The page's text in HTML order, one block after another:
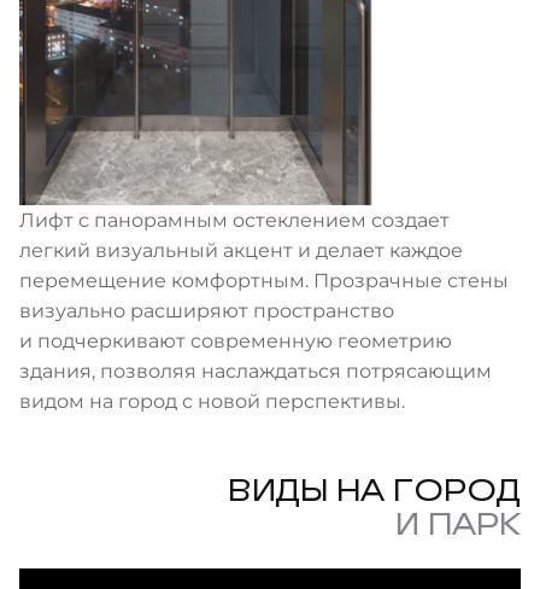
Лифт с панорамным остеклением создает
легкий визуальный акцент и делает каждое
перемещение комфортным. Прозрачные стены
визуально расширяют пространство
и подчеркивают современную геометрию
здания, позволяя наслаждаться потрясающим
видом на город с новой перспективы.
ВИДЫ НА ГОРОД
И ПАРК